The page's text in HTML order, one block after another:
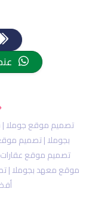
تصميم موقع جوملا
بجوملا | تصميم
تصميم موقع
موقع معهد بجوملا |